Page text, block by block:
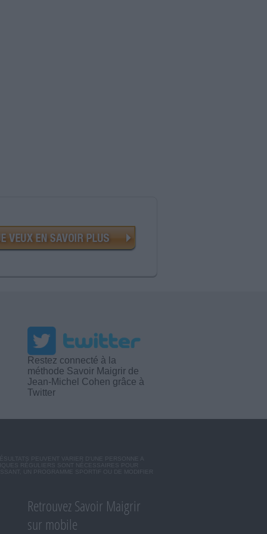
Restez connecté à la
méthode Savoir Maigrir de
Jean-Michel Cohen grâce à
Twitter
PEUVENT VARIER D'UNE PERSONNE A
RÉGULIERS SONT NÉCESSAIRES POUR
UN PROGRAMME SPORTIF OU DE MODIFIER
Retrouvez Savoir Maigrir
sur mobile